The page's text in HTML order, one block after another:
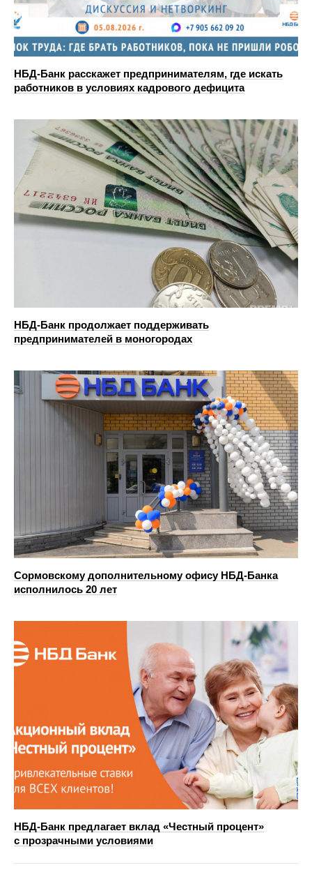
НБД-Банк расскажет предпринимателям, где искать
работников в условиях кадрового дефицита
НБД-Банк продолжает поддерживать
предпринимателей в моногородах
Сормовскому дополнительному офису НБД-Банка
исполнилось 20 лет
НБД-Банк предлагает вклад «Честный процент»
с прозрачными условиями